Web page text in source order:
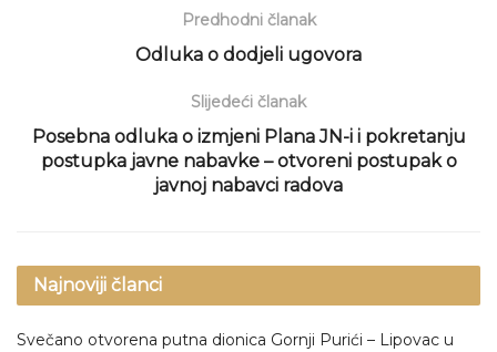
Predhodni članak
Odluka o dodjeli ugovora
Slijedeći članak
Posebna odluka o izmjeni Plana JN-i i pokretanju
postupka javne nabavke – otvoreni postupak o
javnoj nabavci radova
Najnoviji članci
Svečano otvorena putna dionica Gornji Purići – Lipovac u